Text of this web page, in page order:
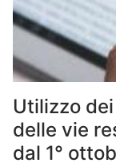
Utilizzo
delle vie
dal 1°